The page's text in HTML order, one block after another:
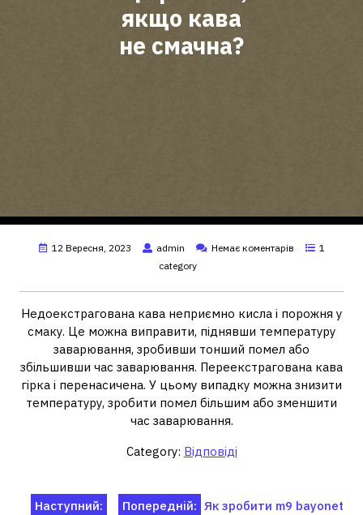
якщо кава
не смачна?
12 Вересня, 2023 admin Немає коментарів
1
category
Недоекстрагована кава неприємно кисла і порожня у
смаку. Це можна виправити, піднявши температуру
заварювання, зробивши тонший помел або
збільшивши час заварювання. Переекстрагована кава
гірка і перенасичена. У цьому випадку можна знизити
температуру, зробити помел більшим або зменшити
час заварювання.
Category: Відповіді
Навігація
Попередній: Як зробити m9 bayonet
Наступний: